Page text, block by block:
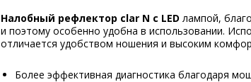
Налобный рефлектор clar N c LED лампой,
и поэтому особенно удобна в использовании.
отличается удобством ношения и высоким
Более эффективная диагностика благодаря